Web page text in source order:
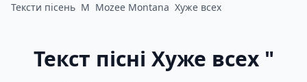
Тексти пісень M Mozee Montana Хуже всех
Текст пісні Хуже всех "